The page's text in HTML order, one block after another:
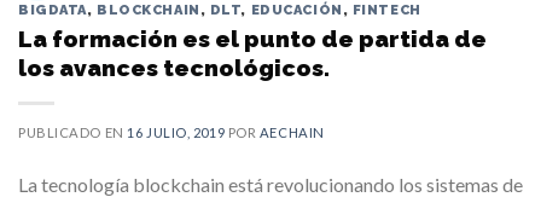
BIGDATA, BLOCKCHAIN , DLT, EDUCACIÓN , FINTECH
La formación es el punto de partida de
los avances tecnológicos.
PUBLICADO EN 16 JULIO, 2019 POR AECHAIN
La tecnología blockchain está revolucionando los sistemas de